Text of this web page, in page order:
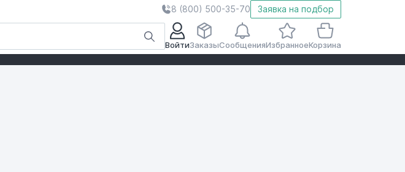
8 (800) 500-35-70 Заявка на подбор
ВойтиЗаказыСообщенияИзбранноеКорзина